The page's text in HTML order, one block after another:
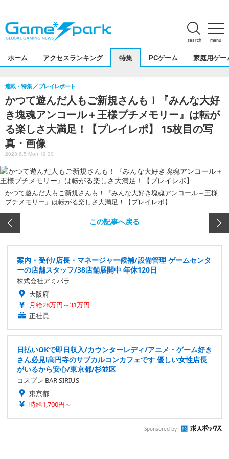
menu
search
ホーム アクセスランキング 特集 PCゲーム 家庭用ゲー
かつて遊んだ人もご新規さんも！『みんな大好
き塊魂アンコール＋王様プチメモリー』は転が
る楽しさ大満足！【プレイレポ】 15枚目の写
真・画像
連載・特集 プレイレポート
2023.6.5 Mon 19:30
かつて遊んだ人もご新規さんも！『みんな大好き塊魂アンコール＋王様
プチメモリー』は転がる楽しさ大満足！【プレイレポ】
この記事へ戻る
案内・受付/店長・マネージャー候補/設備管理 ゲームセンタ
ーの店舗スタッフ/38店舗展開中 年休120日
株式会社アミパラ
大阪府
月給28万円～31万円
正社員
日払いOKで即日収入/カウンターレディ/アニメ・ゲーム好き
さん必見!高円寺のサブカルコンカフェです 優しい女性店長
がいるから安心/東京都/杉並区
コスプレ BAR SIRIUS
東京都
時給1,700円～
Sponsored by